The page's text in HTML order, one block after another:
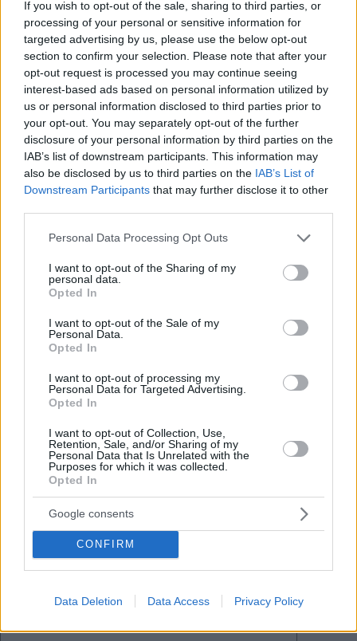
If you wish to opt-out of the sale, sharing to third parties, or
processing of your personal or sensitive information for
targeted advertising by us, please use the below opt-out
section to confirm your selection. Please note that after your
opt-out request is processed you may continue seeing
interest-based ads based on personal information utilized by
us or personal information disclosed to third parties prior to
your opt-out. You may separately opt-out of the further
disclosure of your personal information by third parties on the
IAB’s list of downstream participants. This information may
also be disclosed by us to third parties on the IAB’s List of
Downstream Participants that may further disclose it to other
Please note that this website/app uses one or more Google
not limited to your visit or usage behaviour. You may click to
grant or deny consent to Google and its third-party tags to
use your data for below specified purposes in below Google
consent section.
Personal Data Processing Opt Outs
I want to opt-out of the Sharing of my
personal data.
Opted In
I want to opt-out of the Sale of my
Personal Data.
Opted In
I want to opt-out of processing my
Personal Data for Targeted Advertising.
Opted In
I want to opt-out of Collection, Use,
Retention, Sale, and/or Sharing of my
Personal Data that Is Unrelated with the
Purposes for which it was collected.
Opted In
Google consents
CONFIRM
Data Deletion Data Access Privacy Policy
ungarischen Schule, empörte Eltern
Doch Anfang August lösten sich die Ungarn von früheren
Trends, bis dahin hatten die Ungarn die Erhöhung der Zölle
bereits durchgemacht, so dass die Wende ein Effekt davon
sein könnte, aber da dies eindeutig noch keine Heizperiode
ist, ist es wahrscheinlicher, dass wir eine Anpassung der
industriellen Verbraucher erlebt haben Seitdem ist der
Verbrauch in diesem Jahr nicht wieder auf das Niveau
zurückgekehrt, das wir gewohnt waren, und ist mit dem
Eintritt in die Heizperiode weiter zurückgefallen.
In den letzten Monaten verbrauchten die Ungarn eindeutig
Skandalöse Situation in einer
ungarischen Schule, empörte Eltern
Energie- #energiekrise in ungarn #Haushalten
Leave a Reply
Your email address will not be published. Required fields are marked
Name*
Email*
Add Comment*